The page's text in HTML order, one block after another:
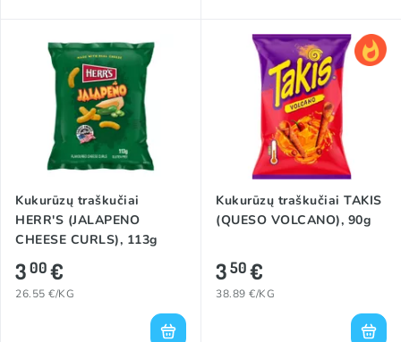
Kukurūzų traškučiai
HERR'S (JALAPENO
CHEESE CURLS), 113g
300€
26.55 €/KG
Kukurūzų traškučiai TAKIS
(QUESO VOLCANO), 90g
350€
38.89 €/KG